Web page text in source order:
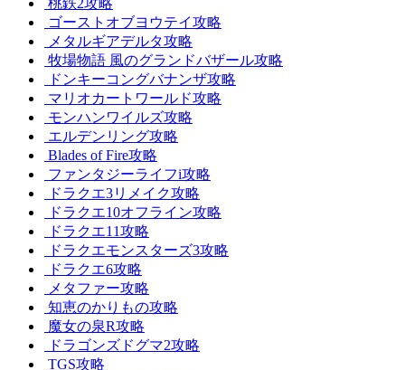
ゴーストオブヨウテイ攻略
メタルギアデルタ攻略
牧場物語 風のグランドバザール攻略
ドンキーコングバナンザ攻略
マリオカートワールド攻略
モンハンワイルズ攻略
エルデンリング攻略
Blades of Fire攻略
ファンタジーライフi攻略
ドラクエ3リメイク攻略
ドラクエ10オフライン攻略
ドラクエ11攻略
ドラクエモンスターズ3攻略
ドラクエ6攻略
メタファー攻略
知恵のかりもの攻略
魔女の泉R攻略
ドラゴンズドグマ2攻略
TGS攻略